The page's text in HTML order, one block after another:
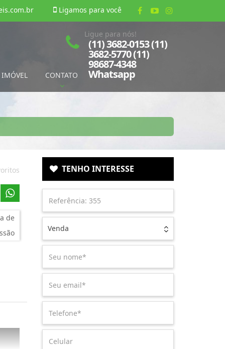
Ligamos para você
IMÓVEL CONTATO
Ligue para nós!
(11) 3682-0153 (11)
3682-5770 (11)
98687-4348
Whatsapp
de
TENHO INTERESSE
Venda